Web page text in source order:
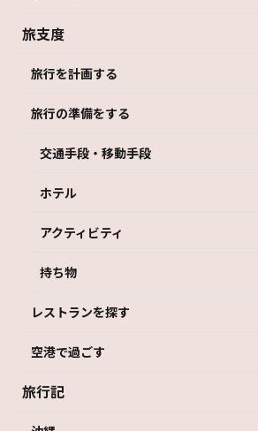
旅支度
旅行を計画する
旅行の準備をする
交通手段・移動手段
ホテル
アクティビティ
持ち物
レストランを探す
空港で過ごす
旅行記